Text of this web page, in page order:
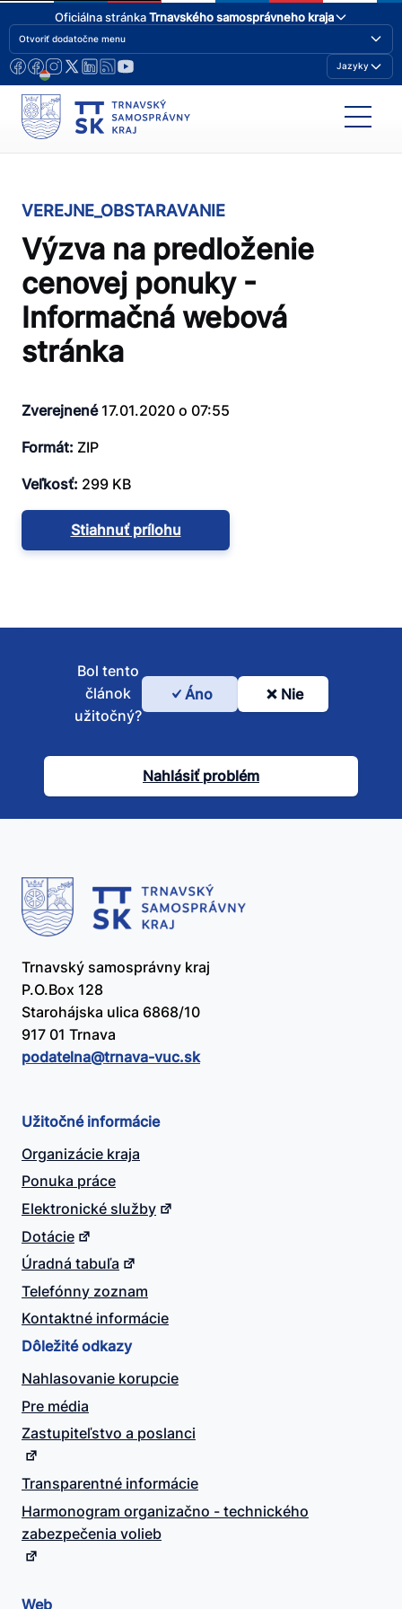
Oficiálna stránkaTrnavského samosprávneho kraja
Otvoriť dodatočne menu
Jazyky
VEREJNE_OBSTARAVANIE
Výzva na predloženie
cenovej ponuky -
Informačná webová
stránka
Zverejnené17.01.2020 o 07:55
Formát: ZIP
Veľkosť: 299 KB
Stiahnuť prílohu
Bol
článok
užitočný?
Bol tento
článok
užitočný?
Áno Nie
Nahlásiť problém
Trnavský samosprávny kraj
P.O.Box 128
Starohájska ulica 6868/10
917 01 Trnava
podatelna@​trnava-vuc.sk
Užitočné informácie
Organizácie kraja
Ponuka práce
Elektronické služby
Dotácie
Úradná tabuľa
Telefónny zoznam
Kontaktné informácie
Dôležité odkazy
Nahlasovanie korupcie
Pre média
Zastupiteľstvo a poslanci
Transparentné informácie
Harmonogram organizačno - technického
zabezpečenia volieb
Web